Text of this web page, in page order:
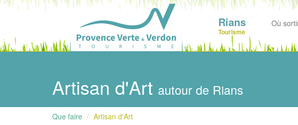
Rians
Tourisme
Où
Artisan d'Art autour de Rians
Que faire Artisan d'Art